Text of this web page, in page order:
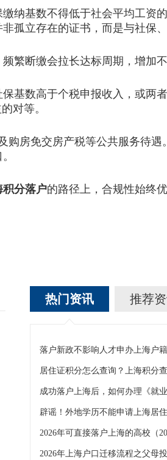
基数不得低于社会平均工资
孤立存在的证书，而是与社保
断缴会拉长达标周期，增加不
数高于个税申报收入，或两
对等。
房免交房产税等公共服务待遇
积分落户的路径上，合规性始终优
热门资讯 推荐
落户新政不影响人才申办上海户
居住证积分怎么查询？上海积分
2026年可直接落户上海的高校（